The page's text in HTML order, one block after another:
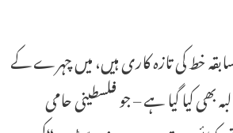
​​خط کی تازہ کاری ہیں، میں چہرے کے
بھی کیا گیا ہے – جو فلسطینی حامی